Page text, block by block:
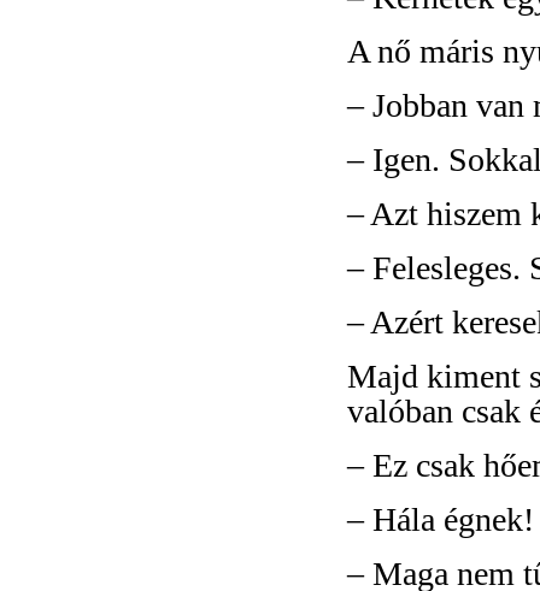
A nő máris
– Jobban van
– Igen.
– Azt hiszem
– Felesleges.
– Azért
Majd kiment
valóban csak
– Ez csak
– Hála égnek!
– Maga nem